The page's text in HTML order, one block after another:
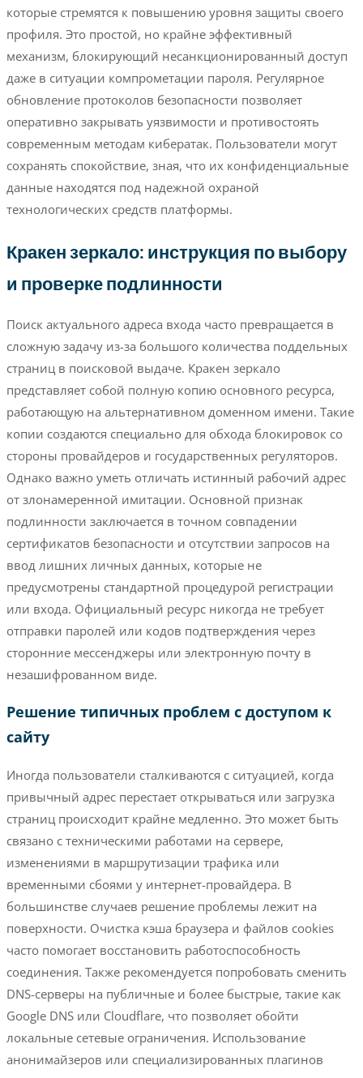
которые стремятся к повышению уровня защиты своего
профиля. Это простой, но крайне эффективный
механизм, блокирующий несанкционированный доступ
даже в ситуации компрометации пароля. Регулярное
обновление протоколов безопасности позволяет
оперативно закрывать уязвимости и противостоять
современным методам кибератак. Пользователи могут
сохранять спокойствие, зная, что их конфиденциальные
данные находятся под надежной охраной
технологических средств платформы.
Кракен зеркало: инструкция по выбору
и проверке подлинности
Поиск актуального адреса входа часто превращается в
сложную задачу из-за большого количества поддельных
страниц в поисковой выдаче. Кракен зеркало
представляет собой полную копию основного ресурса,
работающую на альтернативном доменном имени. Такие
копии создаются специально для обхода блокировок со
стороны провайдеров и государственных регуляторов.
Однако важно уметь отличать истинный рабочий адрес
от злонамеренной имитации. Основной признак
подлинности заключается в точном совпадении
сертификатов безопасности и отсутствии запросов на
ввод лишних личных данных, которые не
предусмотрены стандартной процедурой регистрации
или входа. Официальный ресурс никогда не требует
отправки паролей или кодов подтверждения через
сторонние мессенджеры или электронную почту в
незашифрованном виде.
Решение типичных проблем с доступом к
сайту
Иногда пользователи сталкиваются с ситуацией, когда
привычный адрес перестает открываться или загрузка
страниц происходит крайне медленно. Это может быть
связано с техническими работами на сервере,
изменениями в маршрутизации трафика или
временными сбоями у интернет-провайдера. В
большинстве случаев решение проблемы лежит на
поверхности. Очистка кэша браузера и файлов cookies
часто помогает восстановить работоспособность
соединения. Также рекомендуется попробовать сменить
DNS-серверы на публичные и более быстрые, такие как
Google DNS или Cloudflare, что позволяет обойти
локальные сетевые ограничения. Использование
анонимайзеров или специализированных плагинов